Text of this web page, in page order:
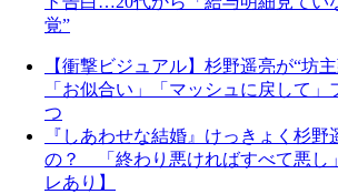
覚”
【衝撃ビジュアル】杉野遥亮が“坊
「お似合い」「マッシュに戻して」
つ
『しあわせな結婚』けっきょく杉野
の？ 「終わり悪ければすべて悪し
レあり】